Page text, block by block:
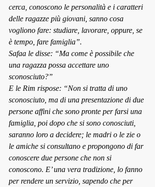
cerca, conoscono le personalità e i caratteri
delle ragazze più giovani, sanno cosa
vogliono fare: studiare, lavorare, oppure, se
è tempo, fare famiglia”.
Safaa le disse: “Ma come è possibile che
una ragazza possa accettare uno
sconosciuto?”
E le Rim rispose: “Non si tratta di uno
sconosciuto, ma di una presentazione di due
persone affini che sono pronte per farsi una
famiglia, poi dopo che si sono conosciuti,
saranno loro a decidere; le madri o le zie o
le amiche si consultano e propongono di far
conoscere due persone che non si
conoscono. E’ una vera tradizione, lo fanno
per rendere un servizio, sapendo che per